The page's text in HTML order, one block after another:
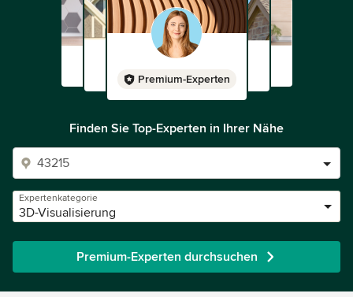
Premium-Experten
Finden Sie Top-Experten in Ihrer Nähe
Expertenkategorie
3D-Visualisierung
Premium-Experten durchsuchen